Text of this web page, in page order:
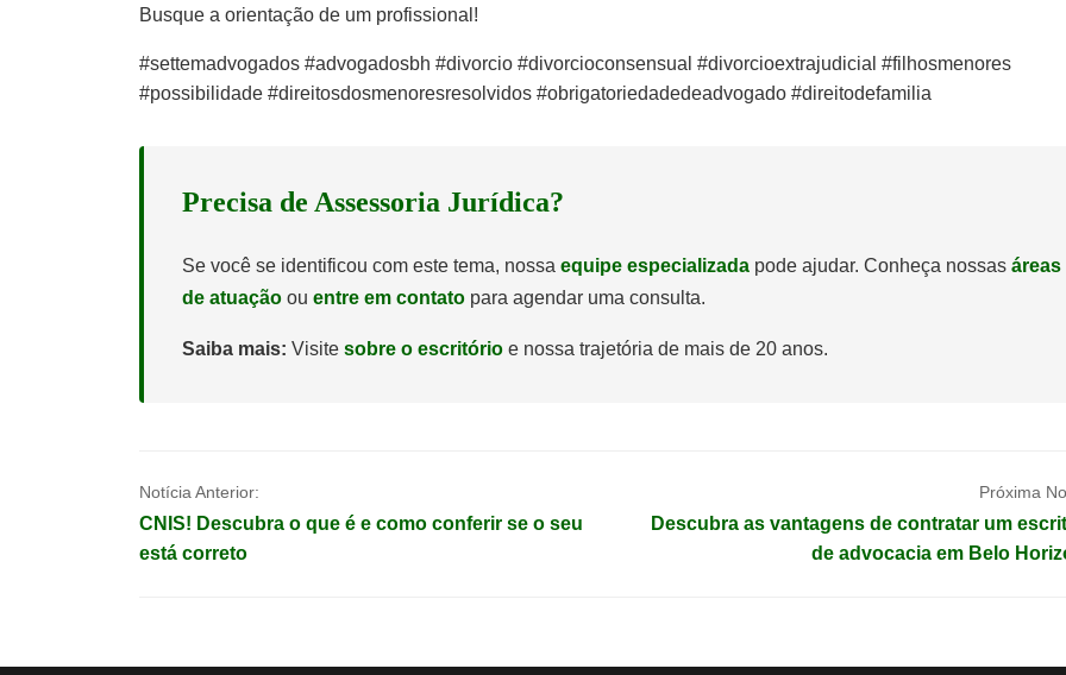
Busque a orientação de um profissional!
#settemadvogados #advogadosbh #divorcio #divorcioconsensual #divorcioextrajudicial #filhosmenores
#possibilidade #direitosdosmenoresresolvidos #obrigatoriedadedeadvogado #direitodefamilia
Precisa de Assessoria Jurídica?
Se você se identificou com este tema, nossa equipe especializada pode ajudar. Conheça nossas áreas
de atuação ou entre em contato para agendar uma consulta.
Saiba mais: Visite sobre o escritório e nossa trajetória de mais de 20 anos.
Navegação
de
Notícia Anterior:
CNIS! Descubra o que é e como conferir se o seu
está correto
Próxima
Descubra as vantagens de contratar um
de advocacia em Belo